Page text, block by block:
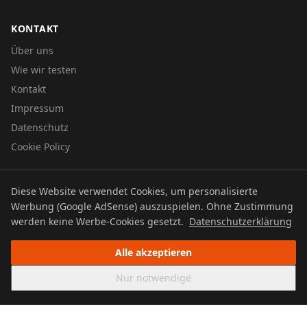
KONTAKT
Über uns
Wie wir testen
Kontakt
Impressum
Datenschutz
Cookie Policy
© 2026 UTBOERG TV
DatenschutzImpressumCookie Policy
Diese Website verwendet Cookies, um personalisierte
Werbung (Google AdSense) auszuspielen. Ohne Zustimmung
werden keine Werbe-Cookies gesetzt. Datenschutzerklärung
Alle akzeptieren
Nur notwendige